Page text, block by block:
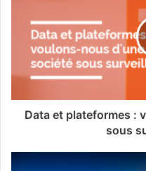
Data et plateformes :
sous